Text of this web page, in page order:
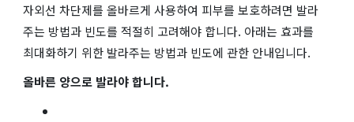
자외선 차단제를 올바르게 사용하여 피부를 보호하려면 발라
주는 방법과 빈도를 적절히 고려해야 합니다. 아래는 효과를
최대화하기 위한 발라주는 방법과 빈도에 관한 안내입니다.
올바른 양으로 발라야 합니다.